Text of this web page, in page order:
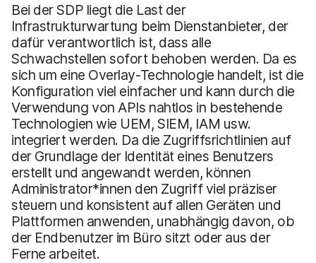
Bei der SDP liegt die Last der
Infrastrukturwartung beim Dienstanbieter, der
dafür verantwortlich ist, dass alle
Schwachstellen sofort behoben werden. Da es
sich um eine Overlay-Technologie handelt, ist die
Konfiguration viel einfacher und kann durch die
Verwendung von APIs nahtlos in bestehende
Technologien wie UEM, SIEM, IAM usw.
integriert werden. Da die Zugriffsrichtlinien auf
der Grundlage der Identität eines Benutzers
erstellt und angewandt werden, können
Administrator*innen den Zugriff viel präziser
steuern und konsistent auf allen Geräten und
Plattformen anwenden, unabhängig davon, ob
der Endbenutzer im Büro sitzt oder aus der
Ferne arbeitet.